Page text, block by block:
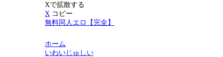
Xで拡散する
X コピー
無料同人エロ【完全】
ホーム
いわいじゅしい